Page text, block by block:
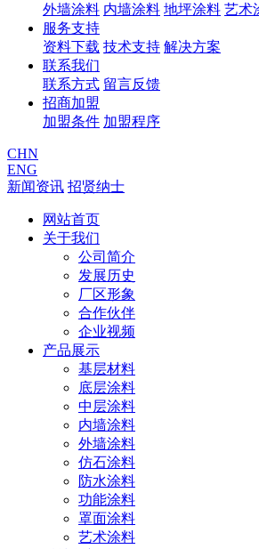
外墙涂料 内墙涂料 地坪涂料 艺术
服务支持
资料下载 技术支持 解决方案
联系我们
联系方式 留言反馈
招商加盟
加盟条件 加盟程序
CHN
ENG
新闻资讯 招贤纳士
网站首页
关于我们
公司简介
发展历史
厂区形象
合作伙伴
企业视频
产品展示
基层材料
底层涂料
中层涂料
内墙涂料
外墙涂料
仿石涂料
防水涂料
功能涂料
罩面涂料
艺术涂料